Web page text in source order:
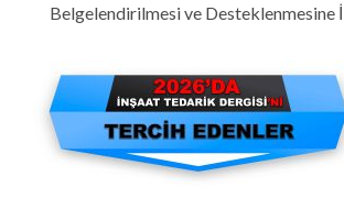
Belgelendirilmesi ve Desteklenmesine